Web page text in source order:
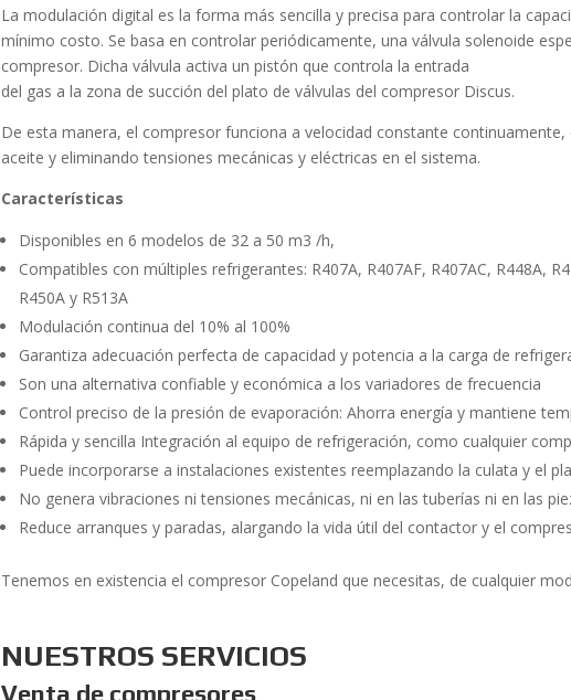
La modulación digital es la forma más sencilla y precisa para controlar la
mínimo costo. Se basa en controlar periódicamente, una válvula solenoide
compresor. Dicha válvula activa un pistón que controla la entrada
del gas a la zona de succión del plato de válvulas del compresor Discus.
De esta manera, el compresor funciona a velocidad constante
aceite y eliminando tensiones mecánicas y eléctricas en el sistema.
Características
Disponibles en 6 modelos de 32 a 50 m3 /h,
Compatibles con múltiples refrigerantes: R407A, R407AF, R407AC, R448A,
R450A y R513A
Modulación continua del 10% al 100%
Garantiza adecuación perfecta de capacidad y potencia a la carga de
Son una alternativa confiable y económica a los variadores de frecuencia
Control preciso de la presión de evaporación: Ahorra energía y mantiene
Rápida y sencilla Integración al equipo de refrigeración, como cualquier
Puede incorporarse a instalaciones existentes reemplazando la culata y el
No genera vibraciones ni tensiones mecánicas, ni en las tuberías ni en las
Reduce arranques y paradas, alargando la vida útil del contactor y el
Tenemos en existencia el compresor Copeland que necesitas, de cualquier
NUESTROS SERVICIOS
Venta de compresores